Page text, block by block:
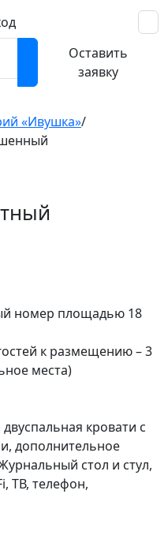
Оставить
заявку
«Ивушка»/
номер площадью 18
к размещению – 3
места)
кровати с
дополнительное
стол и стул,
ТВ, телефон,